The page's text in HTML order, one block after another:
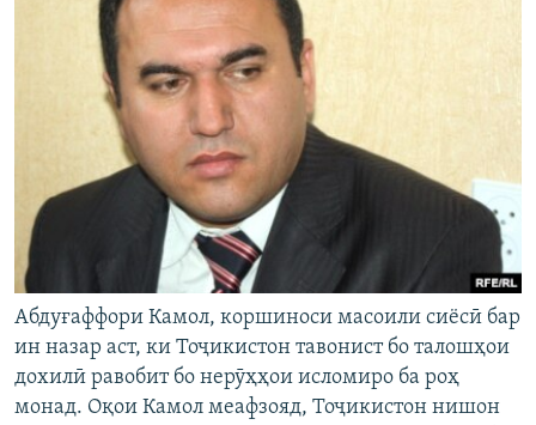
Абдуғаффори Камол, коршиноси масоили сиёсӣ бар
ин назар аст, ки Тоҷикистон тавонист бо талошҳои
дохилӣ равобит бо нерӯҳҳои исломиро ба роҳ
монад. Оқои Камол меафзояд, Тоҷикистон нишон